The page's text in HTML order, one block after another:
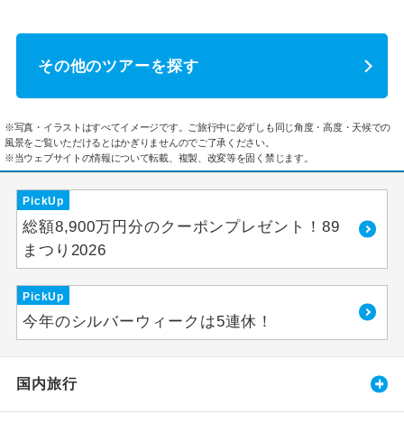
その他のツアーを探す
※写真・イラストはすべてイメージです。ご旅行中に必ずしも同じ角度・高度・天候での
風景をご覧いただけるとはかぎりませんのでご了承ください。
※当ウェブサイトの情報について転載、複製、改変等を固く禁じます。
PickUp
総額8,900万円分のクーポンプレゼント！89
まつり2026
PickUp
今年のシルバーウィークは5連休！
国内旅行